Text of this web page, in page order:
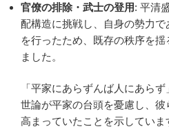
官僚の排除・武士の登用: 平清
配構造に挑戦し、自身の勢力
を行ったため、既存の秩序を
ました。
「平家にあらずんば人にあら
世論が平家の台頭を憂慮し、
高まっていたことを示してい